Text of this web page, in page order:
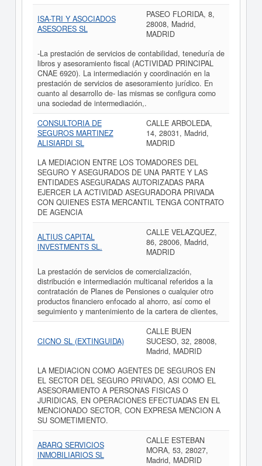
ISA-TRI Y ASOCIADOS
ASESORES SL
PASEO FLORIDA, 8,
28008, Madrid,
MADRID
-La prestación de servicios de contabilidad, teneduría de
libros y asesoramiento fiscal (ACTIVIDAD PRINCIPAL
CNAE 6920). La intermediación y coordinación en la
prestación de servicios de asesoramiento jurídico. En
cuanto al desarrollo de- las mismas se configura como
una sociedad de intermediación,.
CONSULTORIA DE
SEGUROS MARTINEZ
ALISIARDI SL
CALLE ARBOLEDA,
14, 28031, Madrid,
MADRID
LA MEDIACION ENTRE LOS TOMADORES DEL
SEGURO Y ASEGURADOS DE UNA PARTE Y LAS
ENTIDADES ASEGURADAS AUTORIZADAS PARA
EJERCER LA ACTIVIDAD ASEGURADORA PRIVADA
CON QUIENES ESTA MERCANTIL TENGA CONTRATO
DE AGENCIA
ALTIUS CAPITAL
INVESTMENTS SL.
CALLE VELAZQUEZ,
86, 28006, Madrid,
MADRID
La prestación de servicios de comercialización,
distribución e intermediación multicanal referidos a la
contratación de Planes de Pensiones o cualquier otro
productos financiero enfocado al ahorro, así como el
seguimiento y mantenimiento de la cartera de clientes,
CICNO SL (EXTINGUIDA)
CALLE BUEN
SUCESO, 32, 28008,
Madrid, MADRID
LA MEDIACION COMO AGENTES DE SEGUROS EN
EL SECTOR DEL SEGURO PRIVADO, ASI COMO EL
ASESORAMIENTO A PERSONAS FISICAS O
JURIDICAS, EN OPERACIONES EFECTUADAS EN EL
MENCIONADO SECTOR, CON EXPRESA MENCION A
SU SOMETIMIENTO.
ABARQ SERVICIOS
INMOBILIARIOS SL
CALLE ESTEBAN
MORA, 53, 28027,
Madrid, MADRID